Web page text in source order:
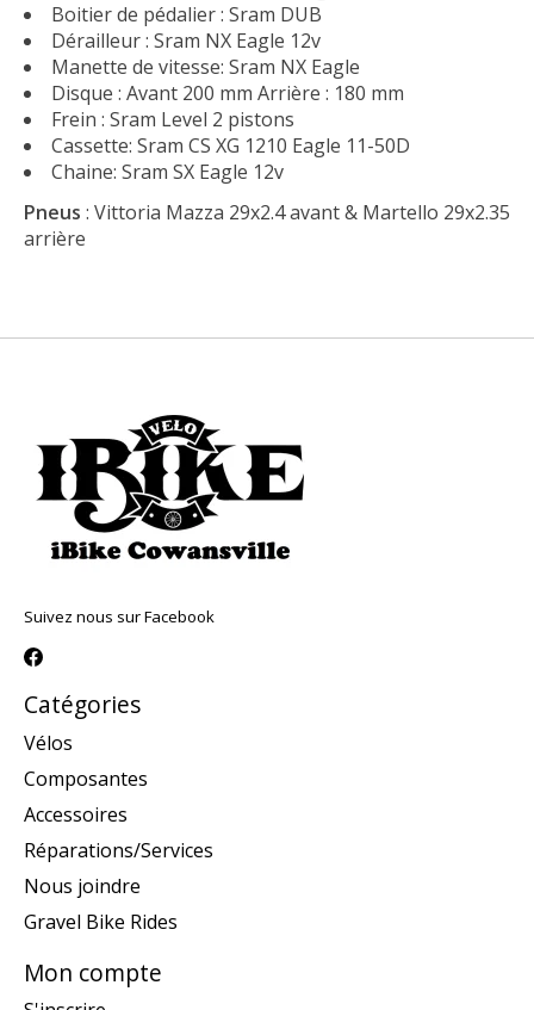
Boitier de pédalier : Sram DUB
Dérailleur : Sram NX Eagle 12v
Manette de vitesse: Sram NX Eagle
Disque : Avant 200 mm Arrière : 180 mm
Frein : Sram Level 2 pistons
Cassette: Sram CS XG 1210 Eagle 11-50D
Chaine: Sram SX Eagle 12v
Pneus : Vittoria Mazza 29x2.4 avant & Martello 29x2.35
arrière
Suivez nous sur Facebook
Catégories
Vélos
Composantes
Accessoires
Réparations/Services
Nous joindre
Gravel Bike Rides
Mon compte